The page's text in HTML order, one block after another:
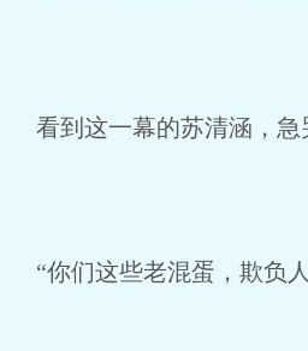
看到这一幕的苏清涵，急
“你们这些老混蛋，欺负